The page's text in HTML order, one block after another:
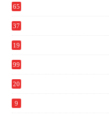
65
37
19
99
20
9